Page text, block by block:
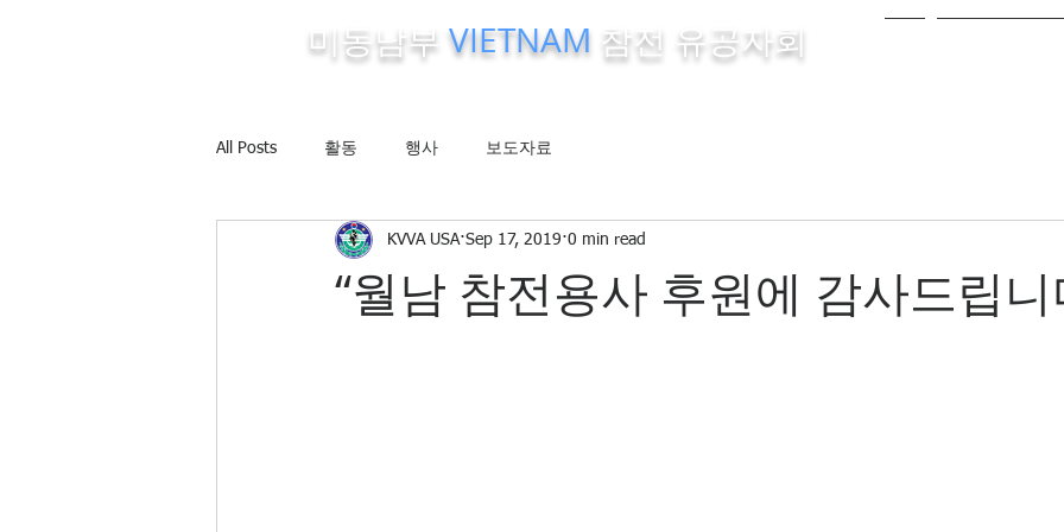
미동남부 VIETNAM 참전 유공자회
All Posts 활동 행사 보도자료
“월남 참전용사 후원에 감사드립니
KVVA USA Sep 17, 2019 0 min read